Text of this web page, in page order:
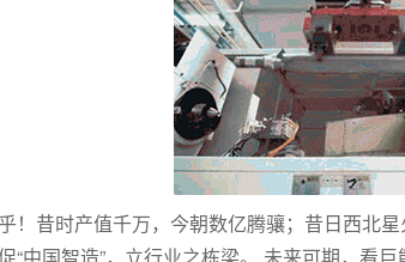
！昔时产值千万，今朝数亿腾骧；昔日西北